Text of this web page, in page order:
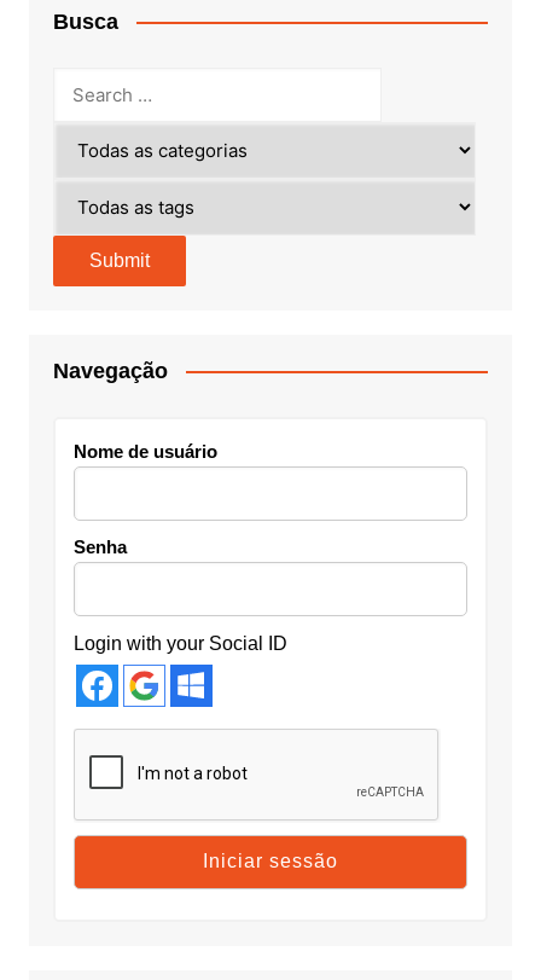
Busca
Navegação
Nome de usuário
Senha
Login with your Social ID